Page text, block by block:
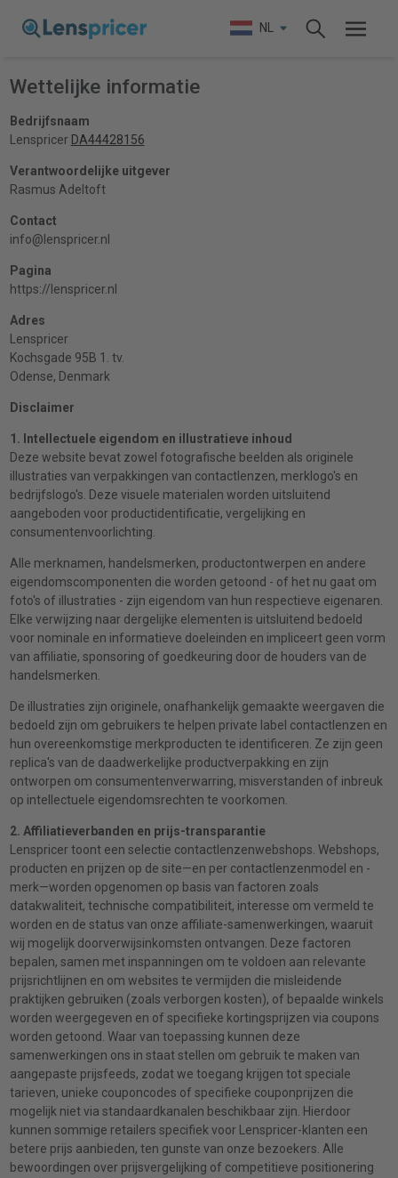
NL
Wettelijke informatie
Bedrijfsnaam
Lenspricer DA44428156
Verantwoordelijke uitgever
Rasmus Adeltoft
Contact
info@lenspricer.nl
Pagina
https://lenspricer.nl
Adres
Lenspricer
Kochsgade 95B 1. tv.
Odense, Denmark
Disclaimer
1. Intellectuele eigendom en illustratieve inhoud
Deze website bevat zowel fotografische beelden als originele
illustraties van verpakkingen van contactlenzen, merklogo's en
bedrijfslogo's. Deze visuele materialen worden uitsluitend
aangeboden voor productidentificatie, vergelijking en
consumentenvoorlichting.
Alle merknamen, handelsmerken, productontwerpen en andere
eigendomscomponenten die worden getoond - of het nu gaat om
foto's of illustraties - zijn eigendom van hun respectieve eigenaren.
Elke verwijzing naar dergelijke elementen is uitsluitend bedoeld
voor nominale en informatieve doeleinden en impliceert geen vorm
van affiliatie, sponsoring of goedkeuring door de houders van de
handelsmerken.
De illustraties zijn originele, onafhankelijk gemaakte weergaven die
bedoeld zijn om gebruikers te helpen private label contactlenzen en
hun overeenkomstige merkproducten te identificeren. Ze zijn geen
replica's van de daadwerkelijke productverpakking en zijn
ontworpen om consumentenverwarring, misverstanden of inbreuk
op intellectuele eigendomsrechten te voorkomen.
2. Affiliatieverbanden en prijs-transparantie
Lenspricer toont een selectie contactlenzenwebshops. Webshops,
producten en prijzen op de site—en per contactlenzenmodel en -
merk—worden opgenomen op basis van factoren zoals
datakwaliteit, technische compatibiliteit, interesse om vermeld te
worden en de status van onze affiliate-samenwerkingen, waaruit
wij mogelijk doorverwijsinkomsten ontvangen. Deze factoren
bepalen, samen met inspanningen om te voldoen aan relevante
prijsrichtlijnen en om websites te vermijden die misleidende
praktijken gebruiken (zoals verborgen kosten), of bepaalde winkels
worden weergegeven en of specifieke kortingsprijzen via coupons
worden getoond. Waar van toepassing kunnen deze
samenwerkingen ons in staat stellen om gebruik te maken van
aangepaste prijsfeeds, zodat we toegang krijgen tot speciale
tarieven, unieke couponcodes of specifieke couponprijzen die
mogelijk niet via standaardkanalen beschikbaar zijn. Hierdoor
kunnen sommige retailers specifiek voor Lenspricer-klanten een
betere prijs aanbieden, ten gunste van onze bezoekers. Alle
bewoordingen over prijsvergelijking of competitieve positionering